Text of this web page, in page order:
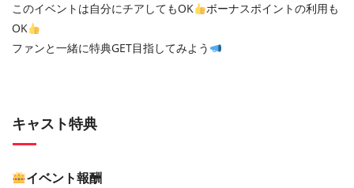
このイベントは自分にチアしてもOK
ボーナスポイントの利用も
OK
ファンと一緒に特典GET目指してみよう
キャスト特典
イベント報酬